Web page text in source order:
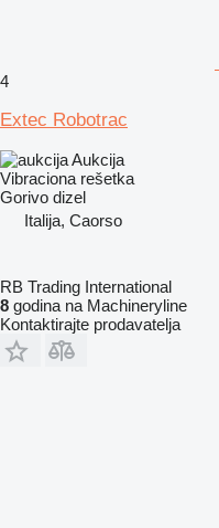
4
Extec Robotrac
Aukcija
Vibraciona rešetka
Gorivo dizel
Italija, Caorso
RB Trading International
8 godina na Machineryline
Kontaktirajte prodavatelja